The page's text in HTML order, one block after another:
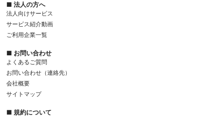
■ 法人の方へ
法人向けサービス
サービス紹介動画
ご利用企業一覧
■ お問い合わせ
よくあるご質問
お問い合わせ（連絡先）
会社概要
サイトマップ
■ 規約について